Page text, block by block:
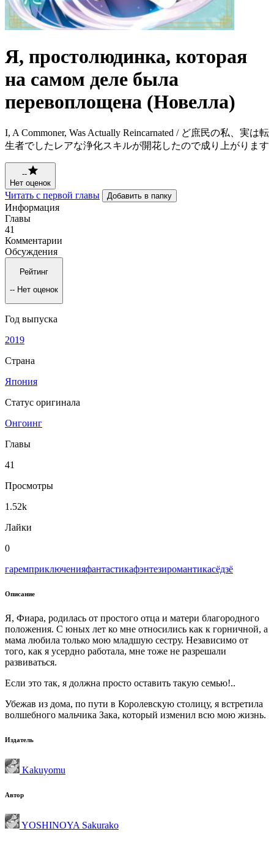
Я, простолюдинка, которая
на самом деле была
перевоплощена (Новелла)
I, A Commoner, Was Actually Reincarnated / ど庶民の私、実は転
生者でしたレアな浄化スキルが開花したので成り上がります
--
Нет оценок
Читать с первой главы Добавить в папку
Информация
Главы
41
Комментарии
Обсуждения
Рейтинг
-- Нет оценок
Год выпуска
2019
Страна
Япония
Статус оригинала
Онгоинг
Главы
41
Просмотры
1.52k
Лайки
0
гаремприключенияфантастикафэнтезиромантикасёдзё
Описание
Я, Фиара, родилась от простого отца и матери благородного
положения. С юных лет ко мне относились как к горничной, а
мама любила только мою младшую сестру. Независимо от
того, как я усердно работала, мне тоже не разрешали
развиваться.
Если это так, я должна просто оставить такую семью!..
Убежав из дома, по пути в Королевскую столицу, я встретила
волшебного мальчика Зака, который изменил всю мою жизнь.
Издатель
Kakuyomu
Автор
YOSHINOYA Sakurako